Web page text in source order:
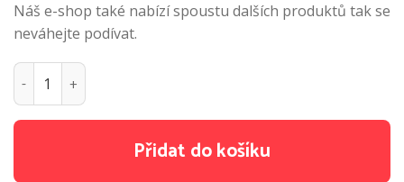
Náš e-shop také nabízí spoustu dalších produktů tak se
neváhejte podívat.
Povlak na polštář 45x45cm - Modré květy množství
Přidat do košíku